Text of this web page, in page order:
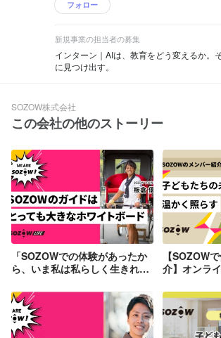
フォロー
新規事業の担当者の募集
インターン｜AIは、教育をどう変えるか。
に見つけ出す。
SOZOW株式会社
この会社の他のストーリー
「SOZOWでの体験があったか
ら、いま私は私らしく生きれて
増やしたい。
【SOZOW
介】オンラ
ー」